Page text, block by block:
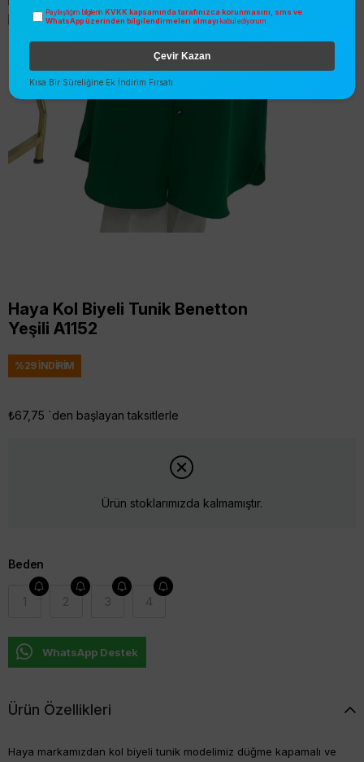
Haya Kol Biyeli Tunik Benetton
Yeşili A1152
%29İNDIRIM
₺67,75 `den başlayan taksitlerle
Ürün stoklarımızda kalmamıştır.
Beden
1 2 3 4
WhatsApp Destek
Ürün Özellikleri
Haya markamızdan kol biyeli tunik modelimiz düğme kapamalı ve
Paylaştığım bilgilerin KVKK kapsamında tarafınızca korunmasını, sms ve
WhatsApp üzerinden bilgilendirmeleri almayı kabul ediyorum.
Çevir Kazan
Kısa Bir Süreliğine Ek İndirim Fırsatı